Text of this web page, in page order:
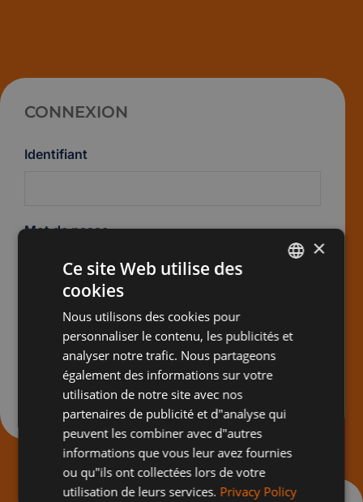
CONNEXION
Identifiant
Mot de passe
Mot de passe oublié
×
Ce site Web utilise des
cookies
Nous utilisons des cookies pour
personnaliser le contenu, les publicités et
analyser notre trafic. Nous partageons
également des informations sur votre
utilisation de notre site avec nos
partenaires de publicité et d"analyse qui
peuvent les combiner avec d"autres
informations que vous leur avez fournies
ou qu"ils ont collectées lors de votre
utilisation de leurs services. Privacy Policy